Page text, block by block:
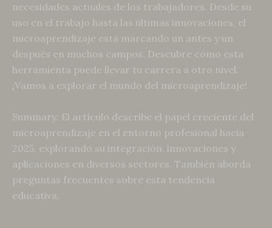
necesidades actuales de los trabajadores. Desde su
uso en el trabajo hasta las últimas innovaciones, el
microaprendizaje está marcando un antes y un
después en muchos campos. Descubre cómo esta
herramienta puede llevar tu carrera a otro nivel.
¡Vamos a explorar el mundo del microaprendizaje!
Summary: El artículo describe el papel creciente del
microaprendizaje en el entorno profesional hacia
2025, explorando su integración, innovaciones y
aplicaciones en diversos sectores. También aborda
preguntas frecuentes sobre esta tendencia
educativa.